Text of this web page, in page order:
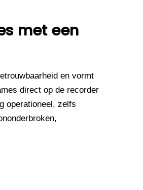
met een
en vormt
direct op de recorder
operationeel, zelfs